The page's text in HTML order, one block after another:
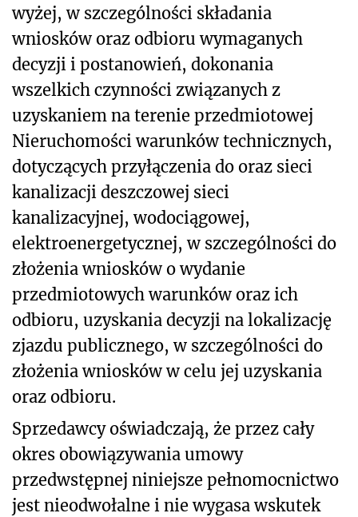
wyżej, w szczególności składania
wniosków oraz odbioru wymaganych
decyzji i postanowień, dokonania
wszelkich czynności związanych z
uzyskaniem na terenie przedmiotowej
Nieruchomości warunków technicznych,
dotyczących przyłączenia do oraz sieci
kanalizacji deszczowej sieci
kanalizacyjnej, wodociągowej,
elektroenergetycznej, w szczególności do
złożenia wniosków o wydanie
przedmiotowych warunków oraz ich
odbioru, uzyskania decyzji na lokalizację
zjazdu publicznego, w szczególności do
złożenia wniosków w celu jej uzyskania
oraz odbioru.
Sprzedawcy oświadczają, że przez cały
okres obowiązywania umowy
przedwstępnej niniejsze pełnomocnictwo
jest nieodwołalne i nie wygasa wskutek